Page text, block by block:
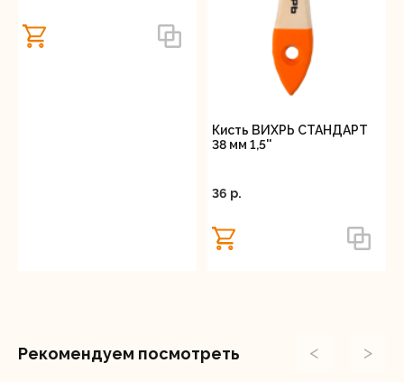
Кисть ВИХРЬ СТАНДАРТ
38 мм 1,5''
36 p.
Рекомендуем посмотреть < >